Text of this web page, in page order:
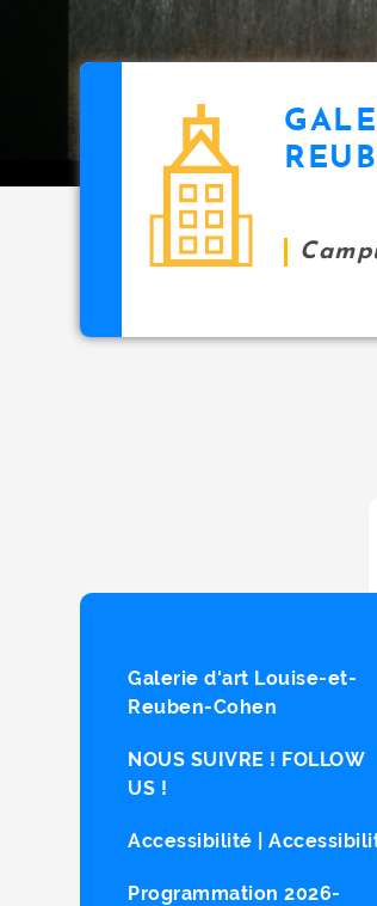
Galerie d'art Louise-et-
Reuben-Cohen
NOUS SUIVRE ! FOLLOW
US !
Accessibilité |
Programmation 2026-